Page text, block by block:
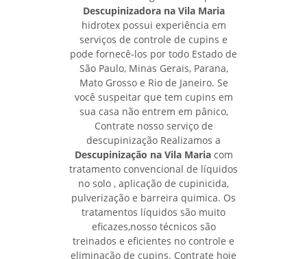
Descupinizadora na Vila Maria
hidrotex possui experiência em
serviços de controle de cupins e
pode fornecê-los por todo Estado de
São Paulo, Minas Gerais, Parana,
Mato Grosso e Rio de Janeiro. Se
você suspeitar que tem cupins em
sua casa não entrem em pânico,
Contrate nosso serviço de
descupinização Realizamos a
Descupinização na Vila Mariacom
tratamento convencional de líquidos
no solo , aplicação de cupinicida,
pulverização e barreira quimica. Os
tratamentos líquidos são muito
eficazes,nosso técnicos são
treinados e eficientes no controle e
eliminação de cupins. Contrate hoje